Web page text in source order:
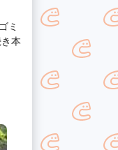
ミ
本